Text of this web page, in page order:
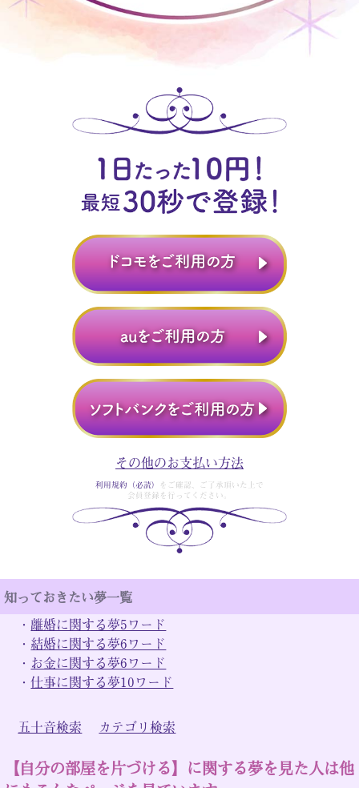
その他のお支払い方法
利用規約（必読）
をご確認、ご了承頂いた上で
会員登録を行ってください。
知っておきたい夢一覧
・ 離婚に関する夢5ワード
・ 結婚に関する夢6ワード
・ お金に関する夢6ワード
・仕事に関する夢10ワード
五十音検索 カテゴリ検索
【自分の部屋を片づける】に関する夢を見た人は他